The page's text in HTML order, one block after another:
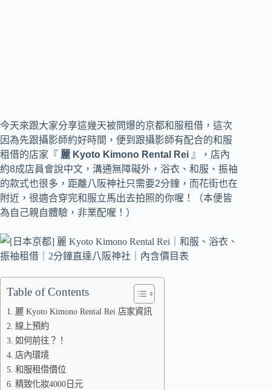
今天來跟大家分享這幾天被問爆的京都和服租借，這次
因為先跟攝影師約好時間，便到跟攝影師有配合的和服
租借的店家『 麗 Kyoto Kimono Rental Rei 』，店內
約8成店員會說中文，溝通無障礙外，浴衣、和服、振袖
的款式也很多，距離八阪神社只需要2分鐘，而花街也在
附近，很適合穿完和服立馬出去拍照的你喔！（本便皆
為自己親自體驗，非業配喔！）
Table of Contents
麗 Kyoto Kimono Rental Rei 店家資訊
線上預約
如何前往？！
店內環境
和服租借價位
精致化妝4000日元